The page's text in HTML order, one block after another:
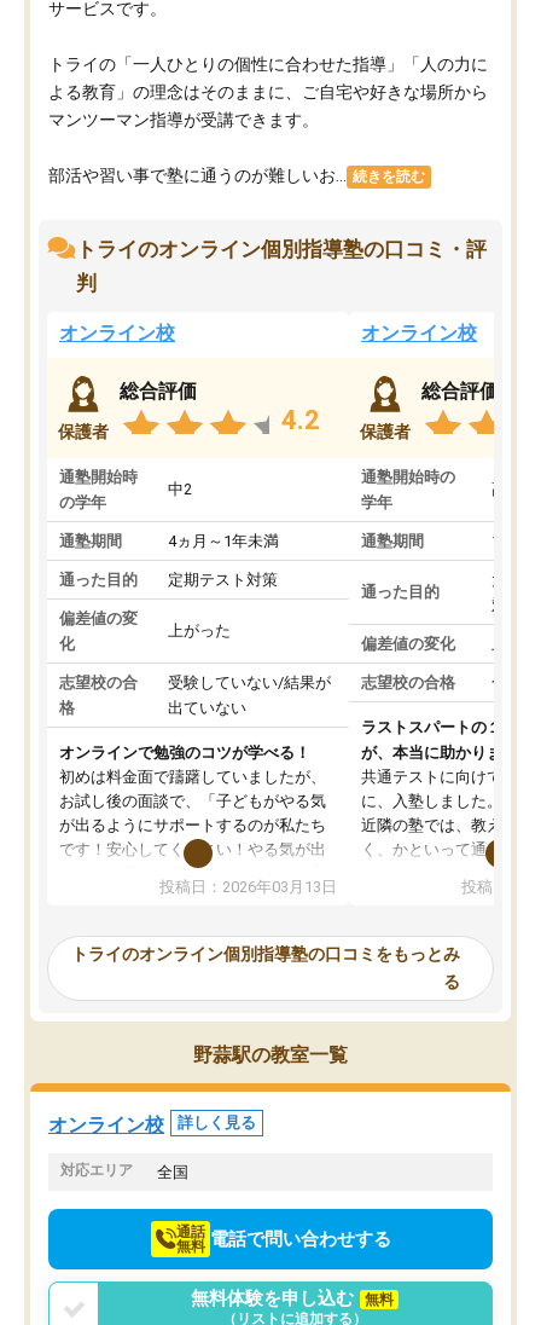
サービスです。
トライの「一人ひとりの個性に合わせた指導」「人の力に
よる教育」の理念はそのままに、ご自宅や好きな場所から
マンツーマン指導が受講できます。
部活や習い事で塾に通うのが難しいお... 続きを読む
トライのオンライン個別指導塾の口コミ・評
判
オンライン校
保護者
総合評価
4.2
通塾開始時
の学年
中2
通塾期間 4ヵ月～1年未満
通った目的 定期テスト対策
偏差値の変
化
上がった
志望校の合
格
受験していない/結果が
出ていない
オンラインで勉強のコツが学べる！
初めは料金面で躊躇していましたが、
お試し後の面談で、「子どもがやる気
が出るようにサポートするのが私たち
です！安心してください！やる気が出
ないのは私たち講師の責任です」と言
ってくださり、確かに！と考えて、思
ったんですが、学生の先生から学ぶこ
み、徐々に成績が上がったらいいなと
思っていました。何が今足りないのか
を的確に指導いただき、子どももびっ
くりするほど楽しんでやる気を持って
塾を受けています。狙い通り、少しず
つ成績も上がり、苦手意識も無くなっ
てきたので、さらに苦手な数学も追加
でお願いしました。来年の高校受験に
投稿日：2026年03月13日
オンライン校
保護者
総合評価
通塾開始時の
学年
高3
通塾期間 1～3
通った目的
大学
対策
偏差値の変化 上が
志望校の合格 合格
ラストスパートの１か月
が、本当に助かりました
共通テストに向けての追
に、入塾しました。田舎
近隣の塾では、教えても
く、かといって通うには
可能なので本当に助か
らないところをピンポイ
頂いて、とてもわかり
していました。一生を
スト、多少お金がかかっ
投稿日：
トライのオンライン個別指導塾の口コミをもっとみ
る
野蒜駅の教室一覧
オンライン校 詳しく見る
対応エリア 全国
通話
無料 電話で問い合わせする
無料体験を申し込む
無料
（リストに追加する）